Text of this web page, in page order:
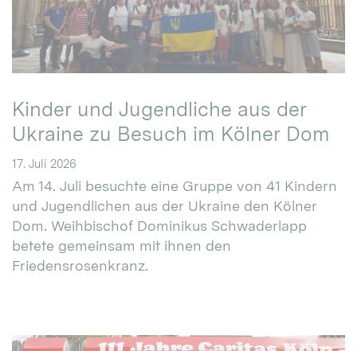
Kinder und Jugendliche aus der
Ukraine zu Besuch im Kölner Dom
17. Juli 2026
Am 14. Juli besuchte eine Gruppe von 41 Kindern
und Jugendlichen aus der Ukraine den Kölner
Dom. Weihbischof Dominikus Schwaderlapp
betete gemeinsam mit ihnen den
Friedensrosenkranz.